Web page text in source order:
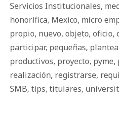
Servicios Institucionales,
honorífica, Mexico, micro
propio, nuevo, objeto, oficio,
participar, pequeñas,
productivos, proyecto, pyme,
realización, registrarse,
SMB, tips, titulares,